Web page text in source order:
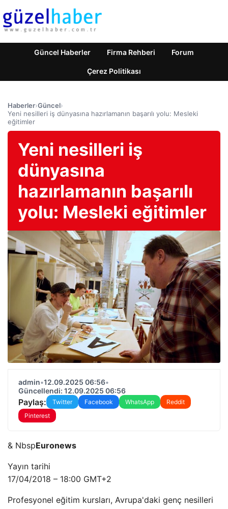
Güncel Haberler Firma Rehberi Forum
Çerez Politikası
Haberler›Güncel›
Yeni nesilleri iş dünyasına hazırlamanın başarılı yolu: Mesleki
eğitimler
Yeni nesilleri iş
dünyasına
hazırlamanın başarılı
yolu: Mesleki eğitimler
admin•12.09.2025 06:56•
Güncellendi: 12.09.2025 06:56
Paylaş: Twitter Facebook WhatsApp
Reddit
Pinterest
& NbspEuronews
Yayın tarihi
17/04/2018 – 18:00 GMT+2
Profesyonel eğitim kursları, Avrupa'daki genç nesilleri